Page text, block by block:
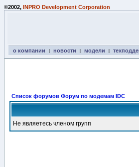
©2002, INPRO Development Corporation
о компании : новости : модели :
Список форумов Форум по модемам IDC
Не являетесь членом групп